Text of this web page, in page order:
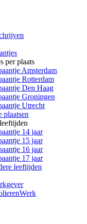
per plaats
Amsterdam
Rotterdam
Den Haag
Groningen
Utrecht
plaatsen
14 jaar
15 jaar
16 jaar
17 jaar
leeftijden